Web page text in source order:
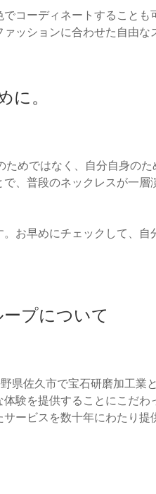
コーディネートすること
ッションに合わせた自由な
に。
ためではなく、自分自身の
、普段のネックレスが一
お早めにチェックして、
プについて
県佐久市で宝石研磨加工業
体験を提供することにこだ
ービスを数十年にわたり提